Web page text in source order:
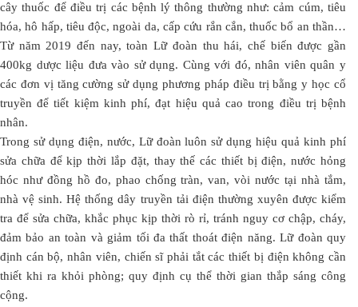
cây thuốc để điều trị các bệnh lý thông thường như: cảm cúm, tiêu
hóa, hô hấp, tiêu độc, ngoài da, cấp cứu rắn cắn, thuốc bổ an thần…
Từ năm 2019 đến nay, toàn Lữ đoàn thu hái, chế biến được gần
400kg dược liệu đưa vào sử dụng. Cùng với đó, nhân viên quân y
các đơn vị tăng cường sử dụng phương pháp điều trị bằng y học cổ
truyền để tiết kiệm kinh phí, đạt hiệu quả cao trong điều trị bệnh
nhân.
Trong sử dụng điện, nước, Lữ đoàn luôn sử dụng hiệu quả kinh phí
sửa chữa để kịp thời lắp đặt, thay thế các thiết bị điện, nước hỏng
hóc như đồng hồ đo, phao chống tràn, van, vòi nước tại nhà tắm,
nhà vệ sinh. Hệ thống dây truyền tải điện thường xuyên được kiểm
tra để sửa chữa, khắc phục kịp thời rò rỉ, tránh nguy cơ chập, cháy,
đảm bảo an toàn và giảm tối đa thất thoát điện năng. Lữ đoàn quy
định cán bộ, nhân viên, chiến sĩ phải tắt các thiết bị điện không cần
thiết khi ra khỏi phòng; quy định cụ thể thời gian thắp sáng công
cộng.